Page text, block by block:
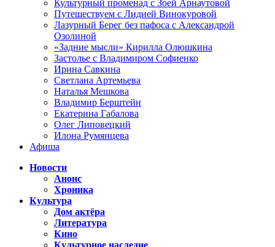
Культурный променад с Зоей Арнаутовой
Путешествуем с Лидией Винокуровой
Лазурный Берег без пафоса с Александрой
Озолиной
«Задние мысли» Кирилла Олюшкина
Застолье с Владимиром Софиенко
Ирина Савкина
Светлана Артемьева
Наталья Мешкова
Владимир Берштейн
Екатерина Габалова
Олег Липовецкий
Илона Румянцева
Афиша
Новости
Анонс
Хроника
Культура
Дом актёра
Литература
Кино